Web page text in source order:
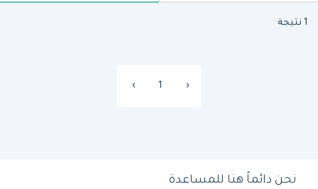
1 نتيجة
‹
1
›
نحن دائماً هنا للمساعدة